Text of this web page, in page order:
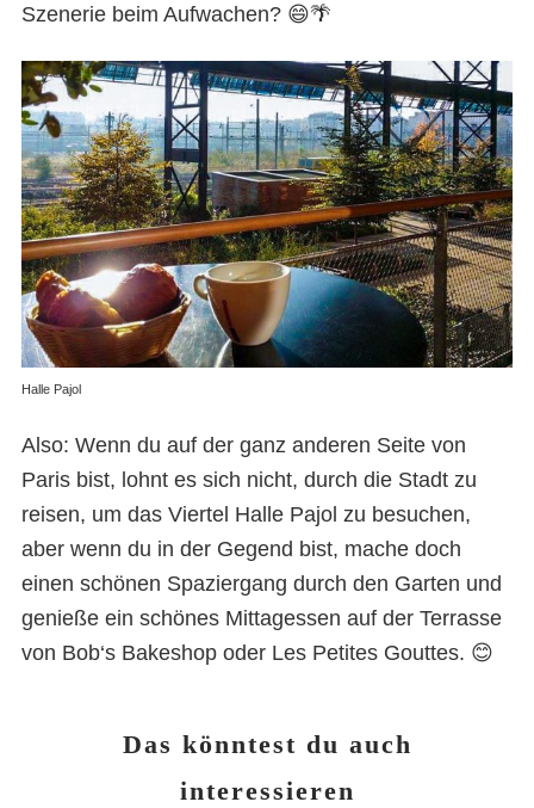
Szenerie beim Aufwachen? 😄🌴
Halle Pajol
Also: Wenn du auf der ganz anderen Seite von
Paris bist, lohnt es sich nicht, durch die Stadt zu
reisen, um das Viertel Halle Pajol zu besuchen,
aber wenn du in der Gegend bist, mache doch
einen schönen Spaziergang durch den Garten und
genieße ein schönes Mittagessen auf der Terrasse
von Bob‘s Bakeshop oder Les Petites Gouttes. 😊
Das könntest du auch
interessieren